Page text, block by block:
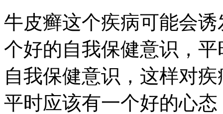
牛皮癣这个疾病可能会
个好的自我保健意识，
自我保健意识，这样对
平时应该有一个好的心